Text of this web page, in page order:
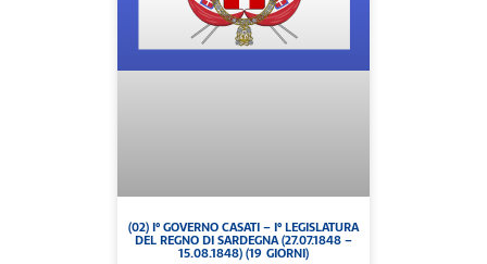
(02) I° GOVERNO CASATI – I° LEGISLATURA
DEL REGNO DI SARDEGNA (27.07.1848 –
15.08.1848) (19 GIORNI)